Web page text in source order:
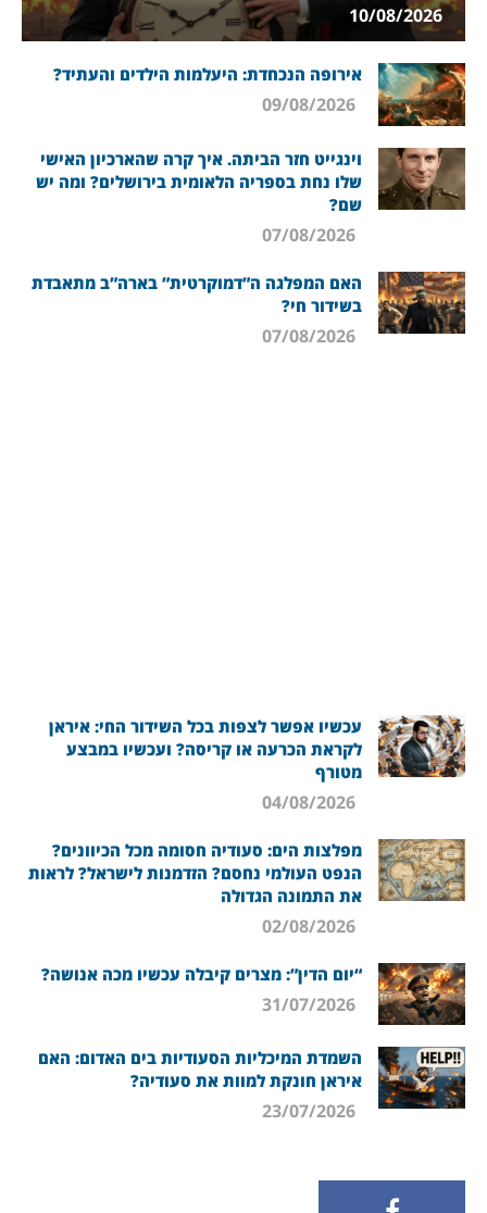
אירופה הנכחדת: היעלמות הילדים והעתיד?
וינגייט חזר הביתה. איך קרה שהארכיון האישי
שלו נחת בספריה הלאומית בירושלים? ומה יש
שם?
האם המפלגה ה”דמוקרטית” בארה”ב מתאבדת
בשידור חי?
עכשיו אפשר לצפות בכל השידור החי: איראן
לקראת הכרעה או קריסה? ועכשיו במבצע
מטורף
מפלצות הים: סעודיה חסומה מכל הכיוונים?
הנפט העולמי נחסם? הזדמנות לישראל? לראות
את התמונה הגדולה
“יום הדין”: מצרים קיבלה עכשיו מכה אנושה?
השמדת המיכליות הסעודיות בים האדום: האם
איראן חונקת למוות את סעודיה?